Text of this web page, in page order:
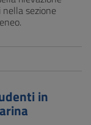
sezione
in